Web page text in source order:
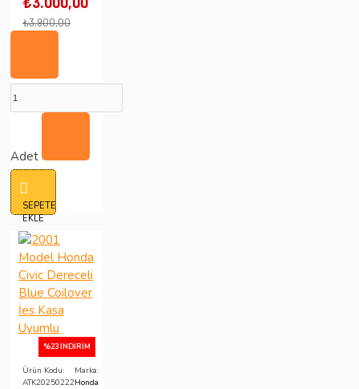
₺3.900,00
Adet
SEPETE
EKLE
%23 İNDIRIM
Ürün Kodu:
ATK20250222
Marka:
Honda